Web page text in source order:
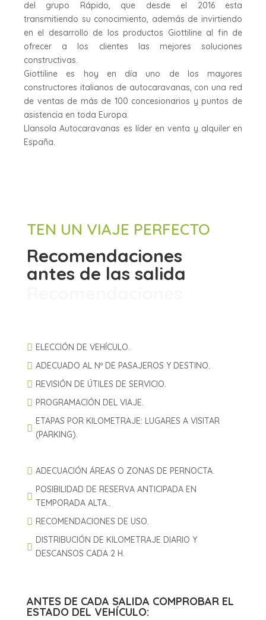
del grupo Rápido, que desde el 2016 esta
transmitiendo su conocimiento, además de invirtiendo
en el desarrollo de los productos Giottiline al fin de
ofrecer a los clientes las mejores soluciones
constructivas.
Giottiline es hoy en día uno de los mayores
constructores italianos de autocaravanas, con una red
de ventas de más de 100 concesionarios y puntos de
asistencia en toda Europa.
Llansola Autocaravanas es líder en venta y alquiler en
España.
TEN UN VIAJE PERFECTO
Recomendaciones
antes de las salida
 ELECCIÓN DE VEHÍCULO.
 ADECUADO AL Nº DE PASAJEROS Y DESTINO.
 REVISIÓN DE ÚTILES DE SERVICIO.
 PROGRAMACIÓN DEL VIAJE.

ETAPAS POR KILOMETRAJE: LUGARES A VISITAR
(PARKING).
 ADECUACIÓN ÁREAS O ZONAS DE PERNOCTA.

POSIBILIDAD DE RESERVA ANTICIPADA EN
TEMPORADA ALTA..
 RECOMENDACIONES DE USO.

DISTRIBUCIÓN DE KILOMETRAJE DIARIO Y
DESCANSOS CADA 2 H.
ANTES DE CADA SALIDA COMPROBAR EL
ESTADO DEL VEHÍCULO: